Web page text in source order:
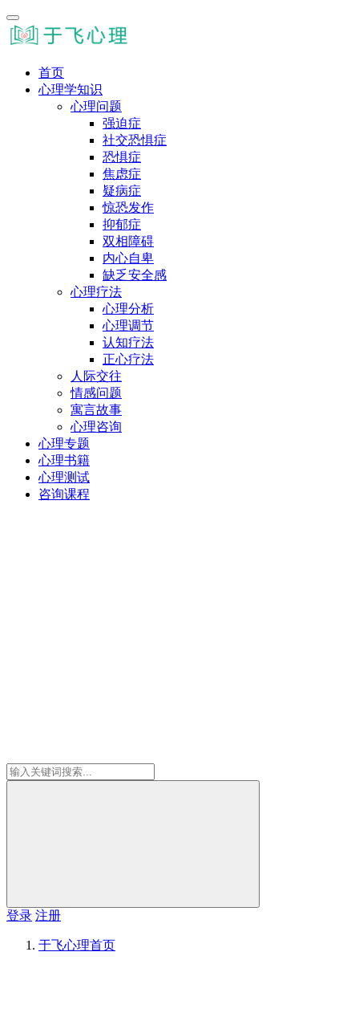
首页
心理学知识
心理问题
强迫症
社交恐惧症
恐惧症
焦虑症
疑病症
惊恐发作
抑郁症
双相障碍
内心自卑
缺乏安全感
心理疗法
心理分析
心理调节
认知疗法
正心疗法
人际交往
情感问题
寓言故事
心理咨询
心理专题
心理书籍
心理测试
咨询课程
登录 注册
于飞心理首页